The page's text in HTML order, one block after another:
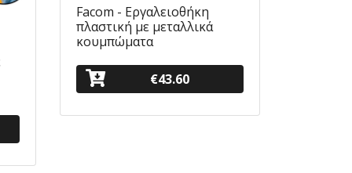
Facom - Εργαλειοθήκη
πλαστική με μεταλλικά
κουμπώματα
€43.60